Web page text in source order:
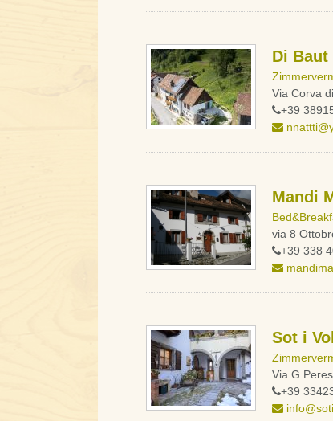
Di Baut
Via Corva
+39
Mandi
via 8
+39 338
Sot i
Via
+39